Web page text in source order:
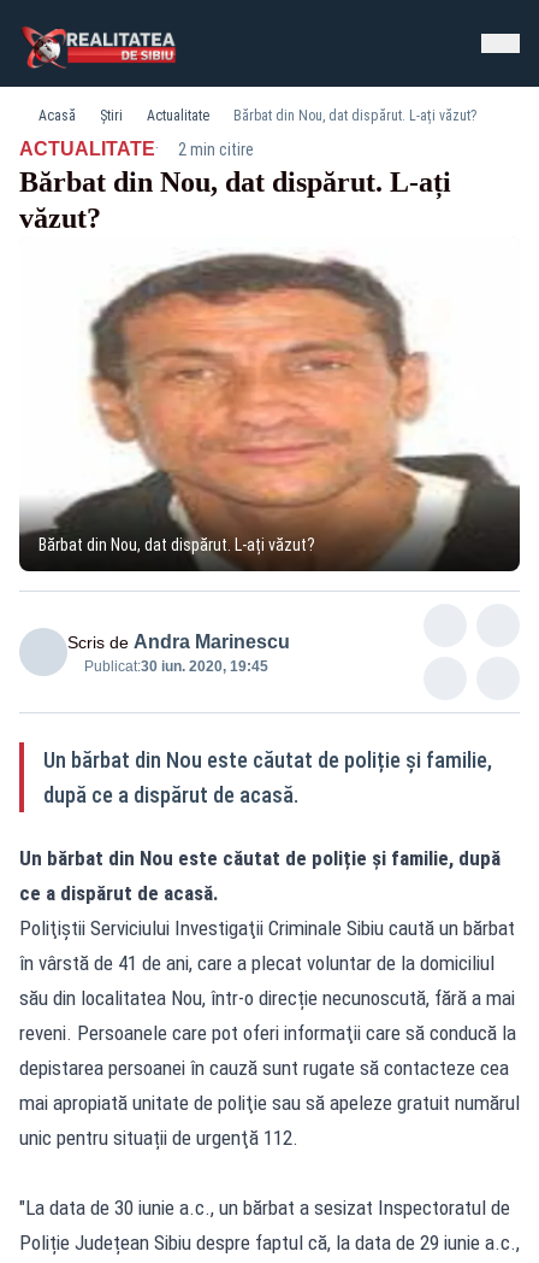
Acasă Știri Actualitate Bărbat din Nou, dat dispărut. L-ați văzut?
ACTUALITATE· 2 min citire
Bărbat din Nou, dat dispărut. L-ați
văzut?
Bărbat din Nou, dat dispărut. L-ați văzut?
Scris de Andra Marinescu
Publicat:30 iun. 2020, 19:45
Un bărbat din Nou este căutat de poliție și familie,
după ce a dispărut de acasă.
Un bărbat din Nou este căutat de poliție și familie, după
ce a dispărut de acasă.
Poliţiştii Serviciului Investigaţii Criminale Sibiu caută un bărbat
în vârstă de 41 de ani, care a plecat voluntar de la domiciliul
său din localitatea Nou, într-o direcție necunoscută, fără a mai
reveni. Persoanele care pot oferi informaţii care să conducă la
depistarea persoanei în cauză sunt rugate să contacteze cea
mai apropiată unitate de poliţie sau să apeleze gratuit numărul
unic pentru situații de urgenţă 112.
"La data de 30 iunie a.c., un bărbat a sesizat Inspectoratul de
Poliție Județean Sibiu despre faptul că, la data de 29 iunie a.c.,